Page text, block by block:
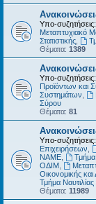
Υπο-συζητήσεις:
Μεταπτυχιακό
Στατιστικής
Θέματα: 1389
Υπο-συζητήσεις:
Προϊόντων και
Συστημάτων
Σύρου
Θέματα: 81
Υπο-συζητήσεις:
Επιχειρήσεων
ΝΑΜΕ
Τμήμα
ΟΔΙΜ
Οικονομικής
Τμήμα
Θέματα: 11989